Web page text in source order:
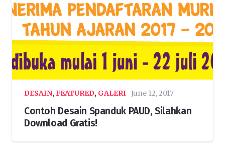
DESAIN,FEATURED, GALERI June 12, 2017
Contoh Desain Spanduk PAUD, Silahkan
Download Gratis!